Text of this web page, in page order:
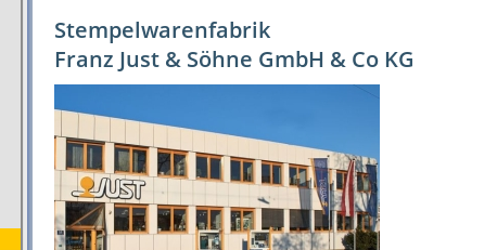
Stempelwarenfabrik
Franz Just & Söhne GmbH & Co KG